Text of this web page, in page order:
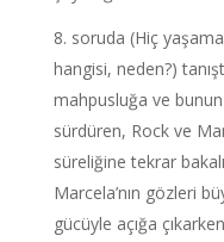
soruda (Hiç
hangisi, neden?)
mahpusluğa ve
sürdüren, Rock ve
süreliğine tekrar
Marcela’nın gözleri
gücüyle açığa